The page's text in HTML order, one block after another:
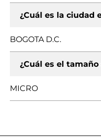
¿Cuál es la ciudad
BOGOTA D.C.
¿Cuál es el
MICRO